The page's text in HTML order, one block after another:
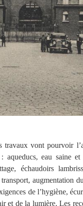
vont pourvoir
aqueducs, eau saine
échaudoirs
augmentation
de l’hygiène,
et de la lumière. Les